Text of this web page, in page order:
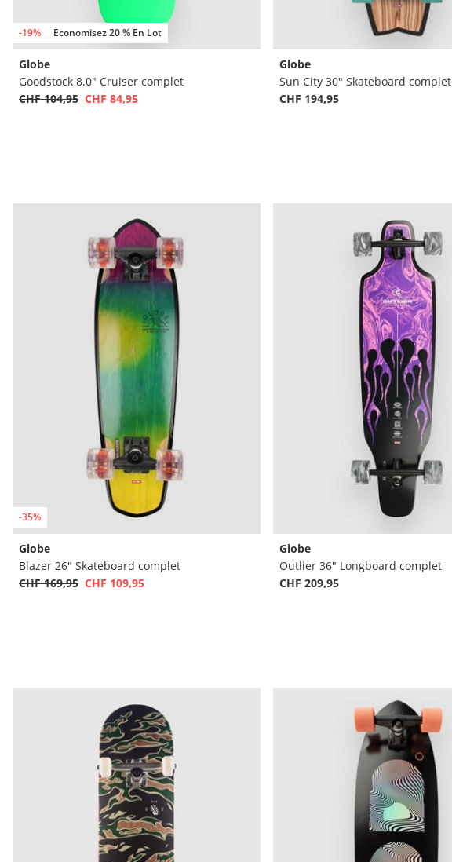
-19% Économisez 20 % En Lot
Globe
Goodstock 8.0" Cruiser complet
CHF 104,95 CHF 84,95
Globe
Sun City 30" Skateboard complet
CHF 194,95
-35%
Globe
Blazer 26" Skateboard complet
CHF 169,95 CHF 109,95
Globe
Outlier 36" Longboard complet
CHF 209,95